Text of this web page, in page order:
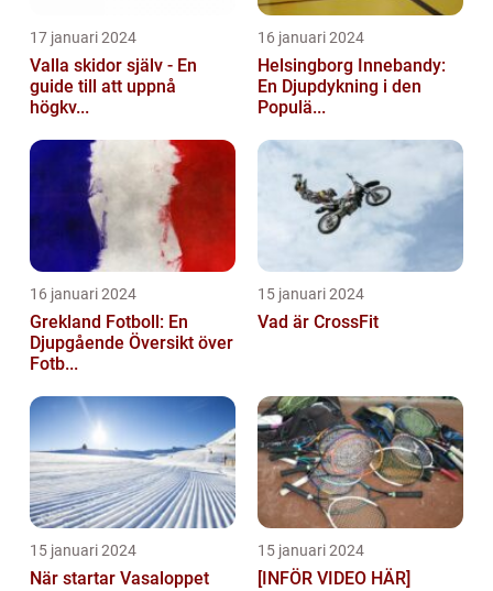
17 januari 2024
Valla skidor själv - En
guide till att uppnå
högkv...
16 januari 2024
Helsingborg Innebandy:
En Djupdykning i den
Populä...
16 januari 2024
Grekland Fotboll: En
Djupgående Översikt över
Fotb...
15 januari 2024
Vad är CrossFit
15 januari 2024
När startar Vasaloppet
15 januari 2024
[INFÖR VIDEO HÄR]